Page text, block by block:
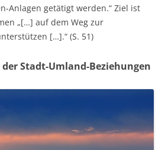
Anlagen getätigt werden.“ Ziel ist
„[…] auf dem Weg zur
[…].“ (S. 51)
Stadt-Umland-Beziehungen